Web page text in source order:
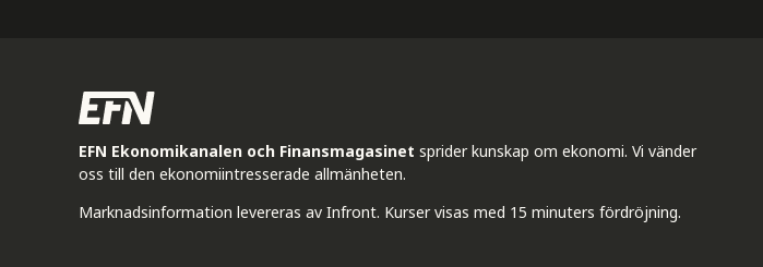
EFN Ekonomikanalen och Finansmagasinet sprider kunskap om ekonomi. Vi vänder
oss till den ekonomiintresserade allmänheten.
Marknadsinformation levereras av Infront. Kurser visas med 15 minuters fördröjning.